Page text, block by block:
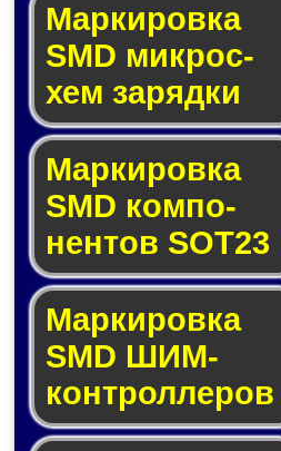
Маркировка
SMD мик­рос­
хем за­ряд­ки
Маркировка
SMD ком­по­
нен­тов SOT23
Маркировка
SMD ШИМ-
кон­трол­ле­ров